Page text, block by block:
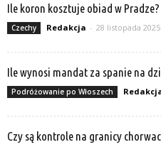
Ile koron kosztuje obiad w Pradze?
Czechy Redakcja - 28 listopada 2025
Ile wynosi mandat za spanie na
Podróżowanie po Włoszech
Czy są kontrole na granicy